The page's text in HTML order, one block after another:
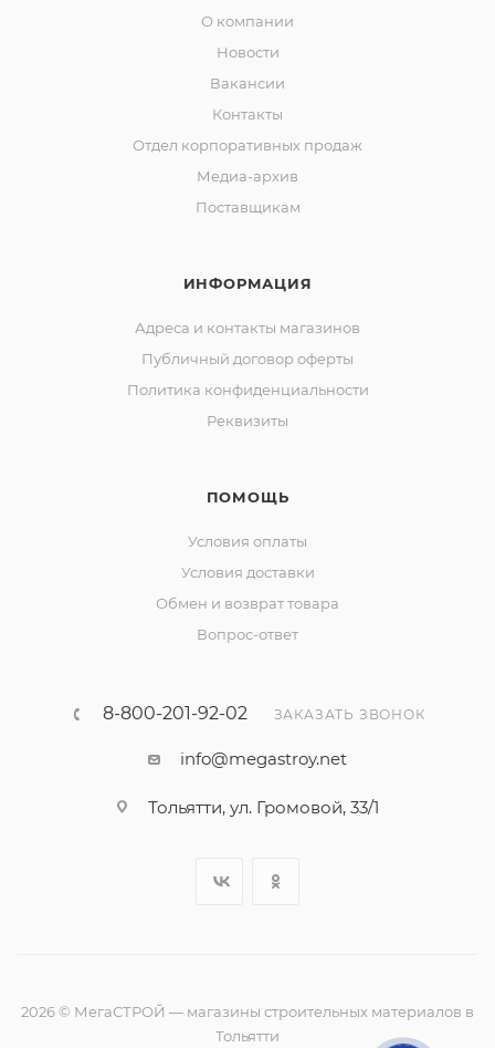
О компании
Новости
Вакансии
Контакты
Отдел корпоративных продаж
Медиа-архив
Поставщикам
ИНФОРМАЦИЯ
Адреса и контакты магазинов
Публичный договор оферты
Политика конфиденциальности
Реквизиты
ПОМОЩЬ
Условия оплаты
Условия доставки
Обмен и возврат товара
Вопрос-ответ
8-800-201-92-02 ЗАКАЗАТЬ ЗВОНОК
info@megastroy.net
Тольятти, ул. Громовой, 33/1
2026 © МегаСТРОЙ — магазины строительных материалов в
Тольятти